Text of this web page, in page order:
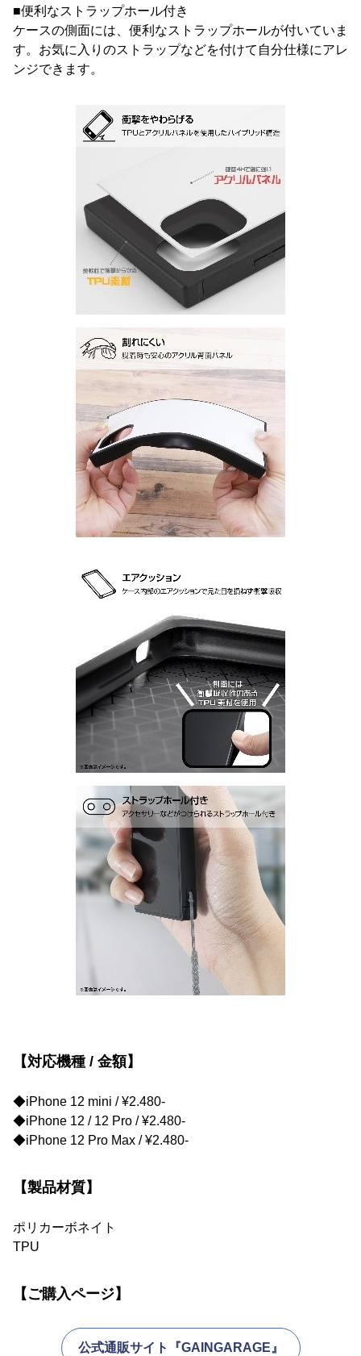
■便利なストラップホール付き
ケースの側面には、便利なストラップホールが付いていま
す。お気に入りのストラップなどを付けて自分仕様にアレ
ンジできます。
【対応機種 / 金額】
◆iPhone 12 mini / ¥2.480-
◆iPhone 12 / 12 Pro / ¥2.480-
◆iPhone 12 Pro Max / ¥2.480-
【製品材質】
ポリカーボネイト
TPU
【ご購入ページ】
公式通販サイト『GAINGARAGE』